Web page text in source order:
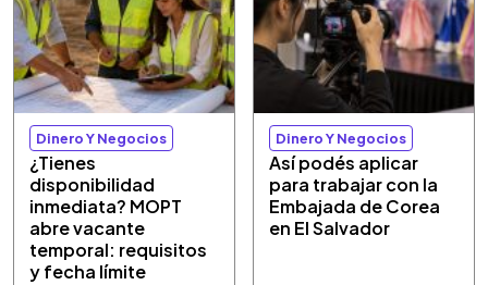
Dinero Y Negocios
¿Tienes
disponibilidad
inmediata? MOPT
abre vacante
temporal: requisitos
y fecha límite
Dinero Y Negocios
Así podés aplicar
para trabajar con la
Embajada de Corea
en El Salvador